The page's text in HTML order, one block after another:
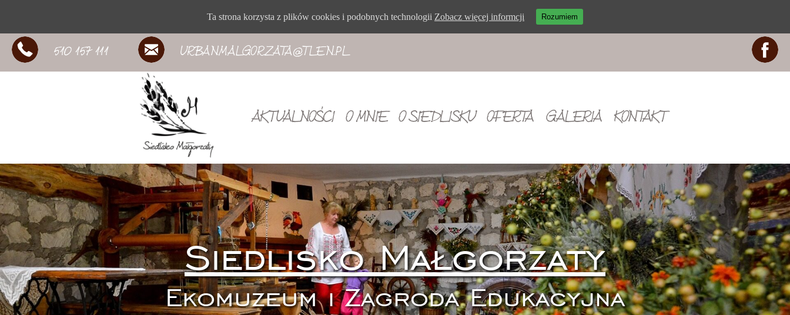
510 157 111 URBANMALGORZATA@TLEN.PL
AKTUALNOŚCI O MNIE O SIEDLISKU OFERTA GALERIA KONTAKT
Siedlisko Małgorzaty
Ekomuzeum i Zagroda Edukacyjna
Ta strona korzysta z plików cookies i podobnych technologii Zobacz więcej informcji Rozumiem